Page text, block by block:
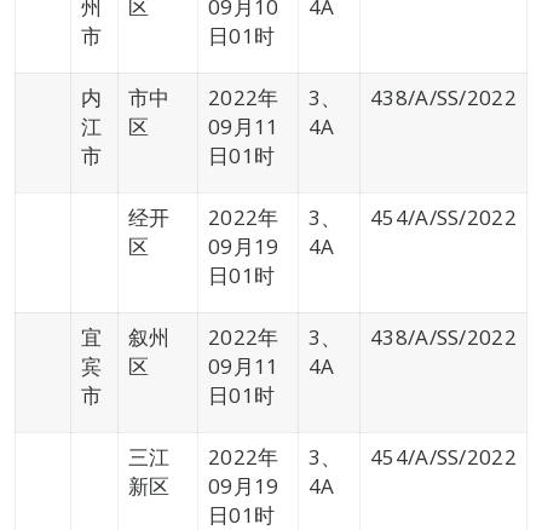
州
市
区
09月10
日01时
4A
内
江
市
市中
区
2022年
09月11
日01时
3、
4A
438/A/SS/2022
经开
区
2022年
09月19
日01时
3、
4A
454/A/SS/2022
宜
宾
市
叙州
区
2022年
09月11
日01时
3、
4A
438/A/SS/2022
三江
新区
2022年
09月19
日01时
3、
4A
454/A/SS/2022